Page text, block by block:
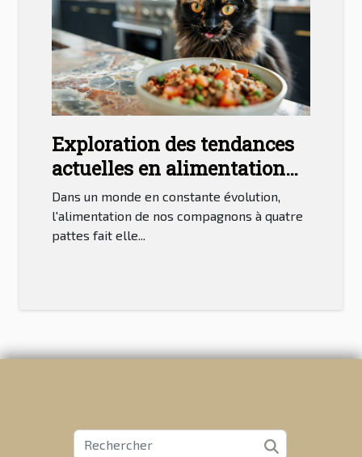
Exploration des tendances
actuelles en alimentation
féline
Dans un monde en constante évolution,
l'alimentation de nos compagnons à quatre
pattes fait elle...